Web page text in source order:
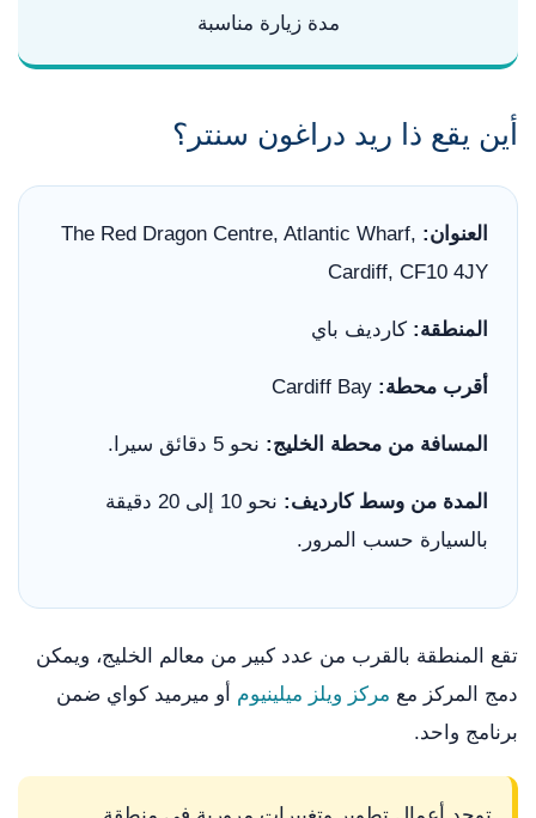
مدة زيارة مناسبة
أين يقع ذا ريد دراغون سنتر؟
العنوان: The Red Dragon Centre, Atlantic Wharf,
Cardiff, CF10 4JY
المنطقة: كارديف باي
أقرب محطة:
المسافة من محطة الخليج: نحو 5 دقائق سيرا.
المدة من وسط كارديف:
نحو 10 إلى 20 دقيقة
بالسيارة حسب المرور.
تقع المنطقة بالقرب من عدد كبير من معالم الخليج، ويمكن
دمج المركز مع مركز ويلز ميلينيوم أو ميرميد كواي ضمن
برنامج واحد.